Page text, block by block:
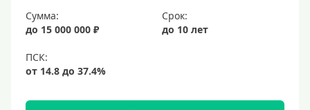
Сумма:
до 15 000 000 ₽
Срок:
до 10 лет